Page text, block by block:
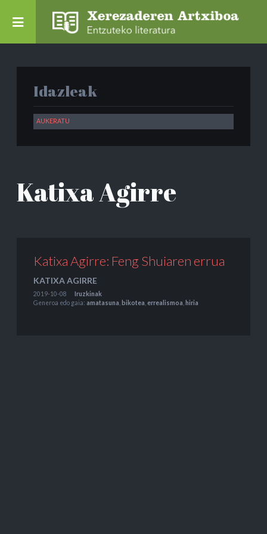
Idazleak
Katixa Agirre
Katixa Agirre: Feng Shuiaren errua
KATIXA AGIRRE
2019-10-08
Iruzkinak
Generoa edo gaia: amatasuna bikotea errealismoa hiria